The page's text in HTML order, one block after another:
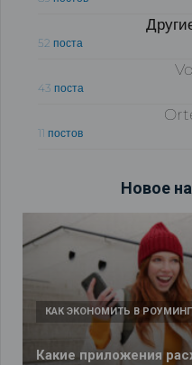
52 поста
43 поста
11 постов
Новое
Какие приложения
КАК ЭКОНОМИТЬ В